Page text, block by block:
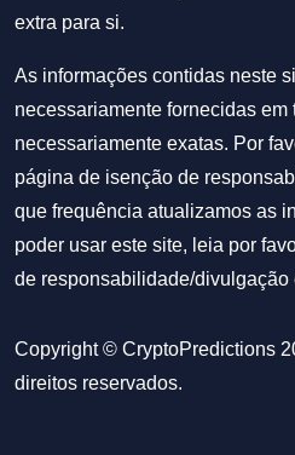
extra para si.
As informações contidas neste
necessariamente fornecidas em
necessariamente exatas. Por
página de isenção de
que frequência atualizamos as
poder usar este site, leia por
de responsabilidade/divulgação
Copyright © CryptoPredictions
direitos reservados.